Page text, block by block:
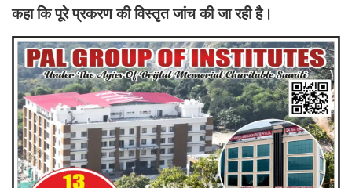
कहा कि पूरे प्रकरण की विस्तृत जांच की जा रही है।